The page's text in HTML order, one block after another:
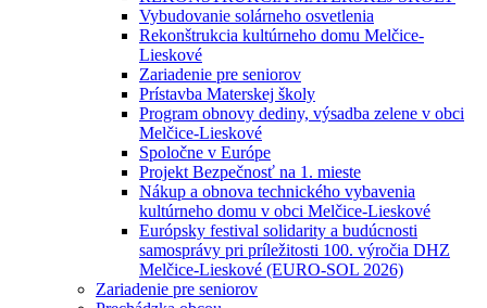
Vybudovanie solárneho osvetlenia
Rekonštrukcia kultúrneho domu Melčice-
Lieskové
Zariadenie pre seniorov
Prístavba Materskej školy
Program obnovy dediny, výsadba zelene v obci
Melčice-Lieskové
Spoločne v Európe
Projekt Bezpečnosť na 1. mieste
Nákup a obnova technického vybavenia
kultúrneho domu v obci Melčice-Lieskové
Európsky festival solidarity a budúcnosti
samosprávy pri príležitosti 100. výročia DHZ
Melčice-Lieskové (EURO-SOL 2026)
Zariadenie pre seniorov